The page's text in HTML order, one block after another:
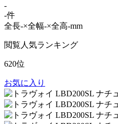
-
-件
全長-×全幅-×全高-mm
閲覧人気ランキング
620位
お気に入り